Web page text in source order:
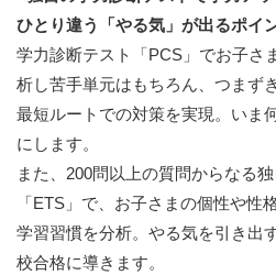
ひとり違う「やる気」が出るポイ
学力診断テスト「PCS」でお子さ
析し苦手単元はもちろん、つまず
最短ルートでの対策を実現。いま
にします。
また、200問以上の質問からなる
「ETS」で、お子さまの個性や性
学習習慣を分析。やる気を引き出
校合格に導きます。